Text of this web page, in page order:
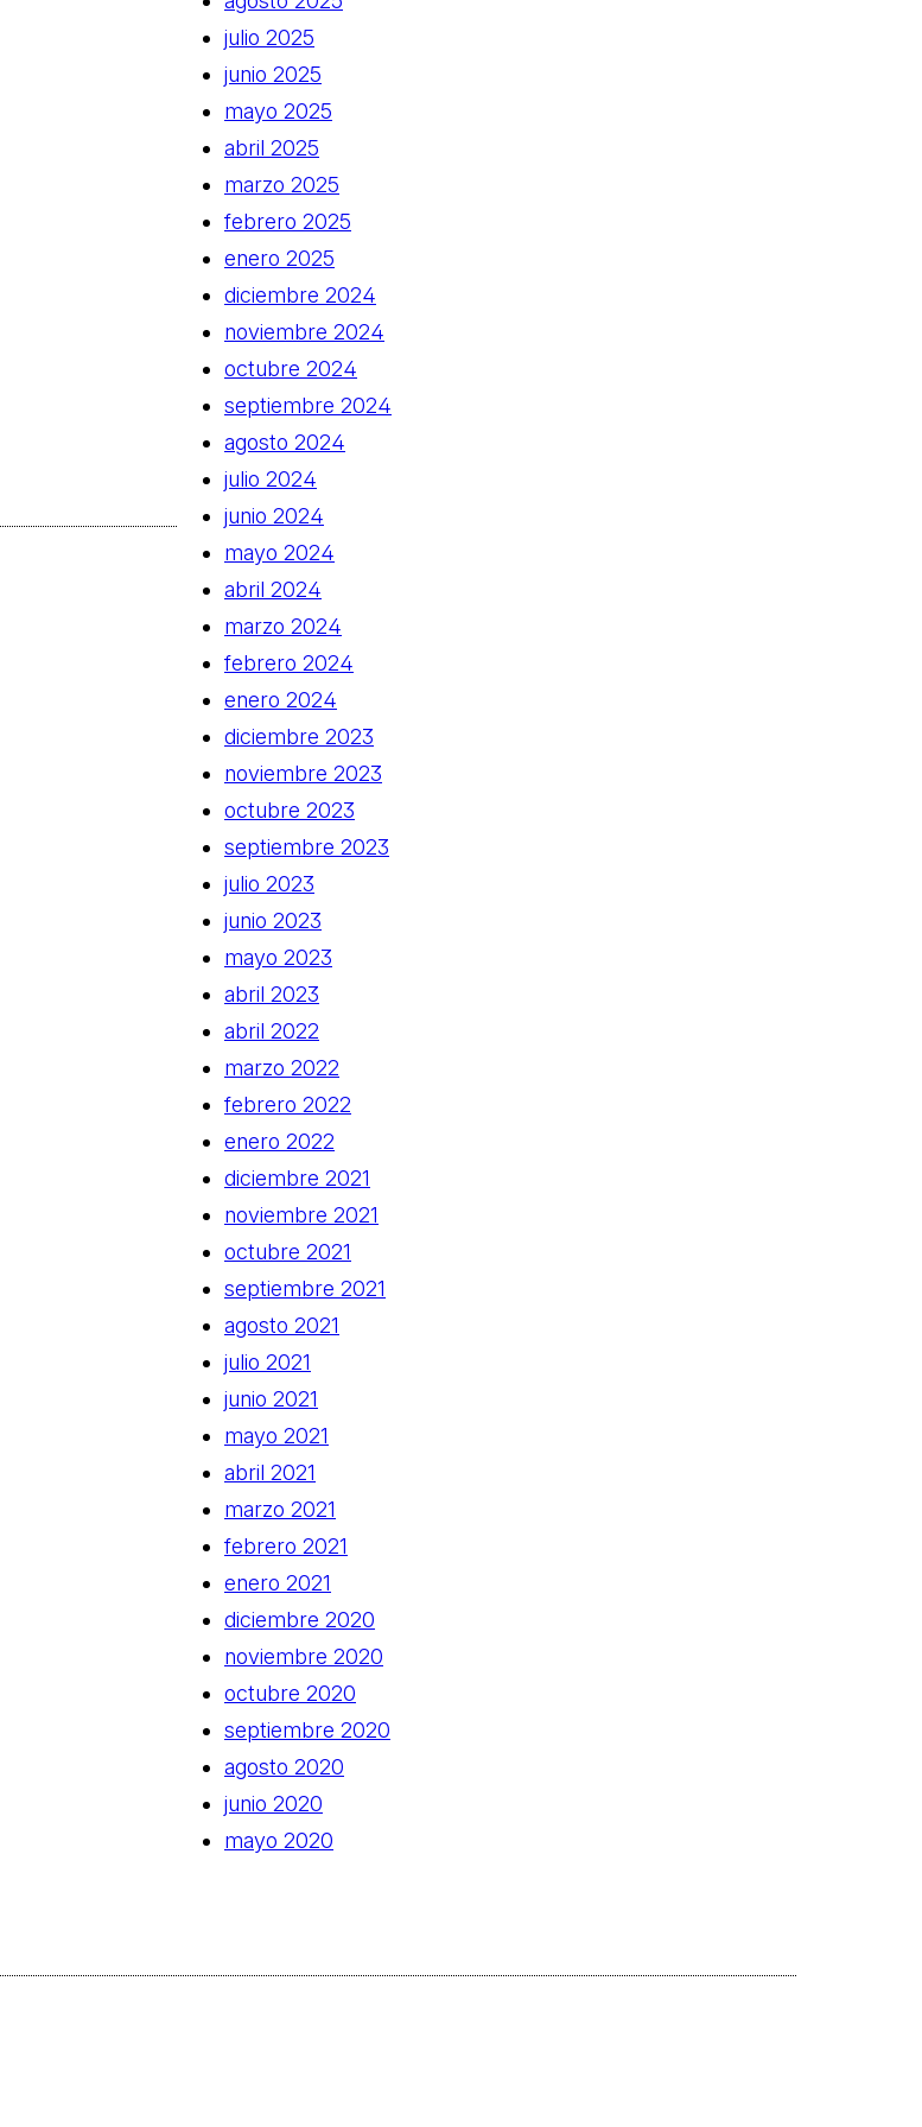
julio 2025
junio 2025
mayo 2025
abril 2025
marzo 2025
febrero 2025
enero 2025
diciembre 2024
noviembre 2024
octubre 2024
septiembre 2024
agosto 2024
julio 2024
junio 2024
mayo 2024
abril 2024
marzo 2024
febrero 2024
enero 2024
diciembre 2023
noviembre 2023
octubre 2023
septiembre 2023
julio 2023
junio 2023
mayo 2023
abril 2023
abril 2022
marzo 2022
febrero 2022
enero 2022
diciembre 2021
noviembre 2021
octubre 2021
septiembre 2021
agosto 2021
julio 2021
junio 2021
mayo 2021
abril 2021
marzo 2021
febrero 2021
enero 2021
diciembre 2020
noviembre 2020
octubre 2020
septiembre 2020
agosto 2020
junio 2020
mayo 2020